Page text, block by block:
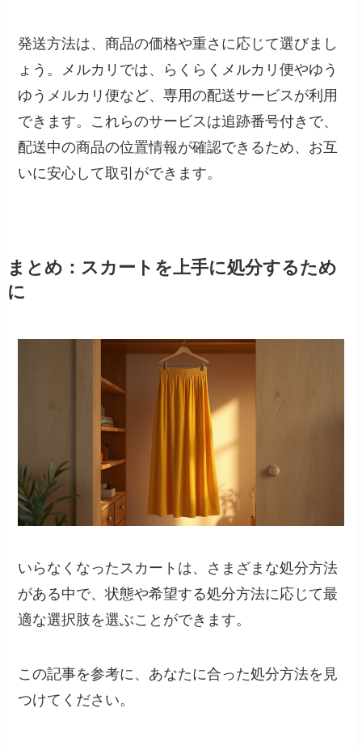
発送方法は、商品の価格や重さに応じて選びまし
ょう。メルカリでは、らくらくメルカリ便やゆう
ゆうメルカリ便など、専用の配送サービスが利用
できます。これらのサービスは追跡番号付きで、
配送中の商品の位置情報が確認できるため、お互
いに安心して取引ができます。
まとめ：スカートを上手に処分するため
に
いらなくなったスカートは、さまざまな処分方法
がある中で、状態や希望する処分方法に応じて最
適な選択肢を選ぶことができます。
この記事を参考に、あなたに合った処分方法を見
つけてください。